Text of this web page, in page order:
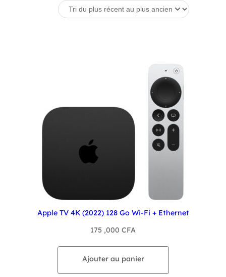
Apple TV 4K (2022) 128 Go Wi-Fi + Ethernet
175 ,000 CFA
Ajouter au panier